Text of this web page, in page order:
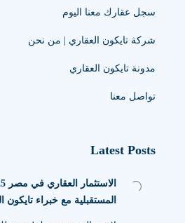
سجل عقارك معنا اليوم
شركة تايكون العقاري | من نحن
مدونة تايكون العقاري
تواصل معنا
Latest Posts
المستقبلية مع خبراء تايكون